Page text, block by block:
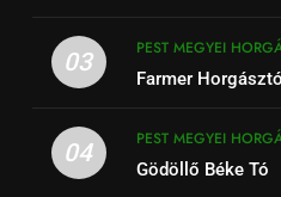
03
PEST MEGYEI
Farmer
04
PEST MEGYEI
Gödöllő Béke Tó